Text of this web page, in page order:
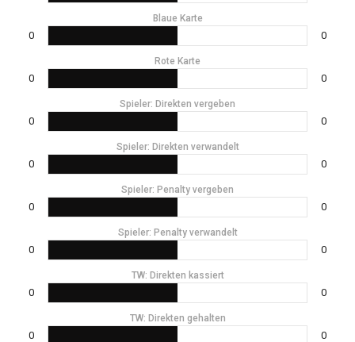
Blaue Karte
0 0
Rote Karte
0 0
Spieler: Direkten vergeben
0 0
Spieler: Direkten verwandelt
0 0
Spieler: Penalty vergeben
0 0
Spieler: Penalty verwandelt
0 0
TW: Direkten kassiert
0 0
TW: Direkten gehalten
0 0